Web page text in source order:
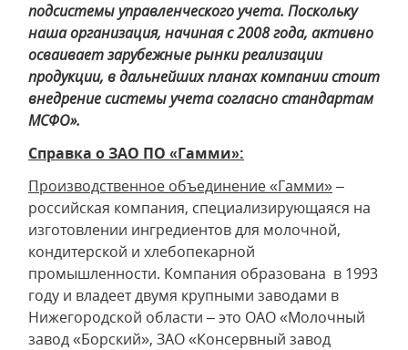
подсистемы управленческого учета. Поскольку
наша организация, начиная с 2008 года, активно
осваивает зарубежные рынки реализации
продукции, в дальнейших планах компании стоит
внедрение системы учета согласно стандартам
МСФО».
Справка о ЗАО ПО «Гамми»:
Производственное объединение «Гамми»–
российская компания, специализирующаяся на
изготовлении ингредиентов для молочной,
кондитерской и хлебопекарной
промышленности. Компания образована в 1993
году и владеет двумя крупными заводами в
Нижегородской области – это ОАО «Молочный
завод «Борский», ЗАО «Консервный завод